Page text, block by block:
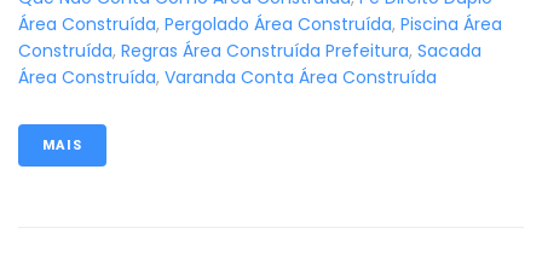
Área Construída, Pergolado Área Construída, Piscina Área
Construída, Regras Área Construída Prefeitura, Sacada
Área Construída, Varanda Conta Área Construída
MAIS